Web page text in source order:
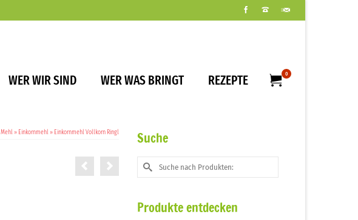
WER WIR SIND WER WAS BRINGT REZEPTE 0
Mehl » Einkornmehl » Einkornmehl Vollkorn Ringl Suche
Suche
nach:
Produkte entdecken